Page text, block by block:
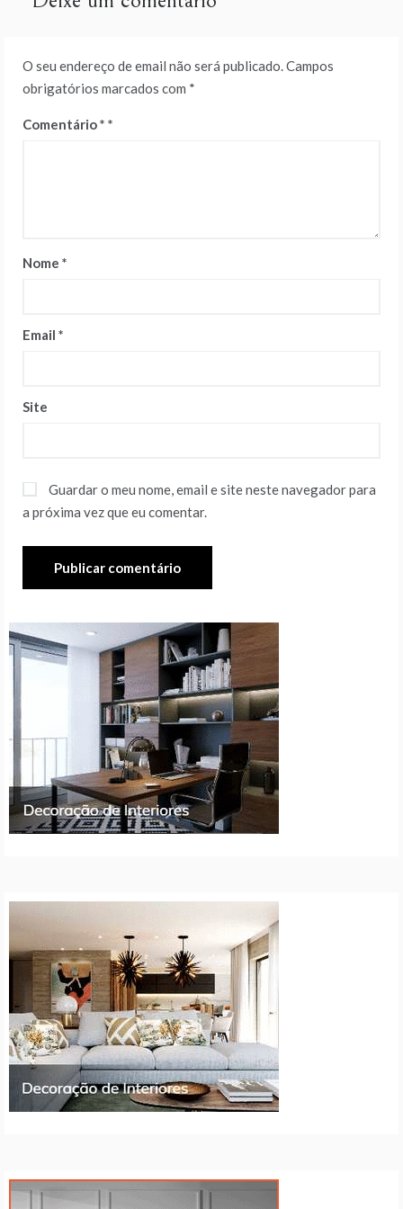
O seu endereço de email não será publicado.Campos
obrigatórios marcados com *
Comentário*
Nome *
Email *
Site
Guardar o meu nome, email e site neste navegador para
a próxima vez que eu comentar.